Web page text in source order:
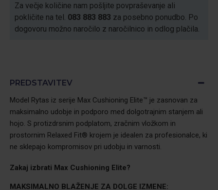
Za večje količine nam pošljite povpraševanje ali
pokličite na tel. 083 883 883 za posebno ponudbo. Po
dogovoru možno naročilo z naročilnico in odlog plačila.
PREDSTAVITEV
Model Rytas iz serije Max Cushioning Elite™ je zasnovan za
maksimalno udobje in podporo med dolgotrajnim stanjem ali
hojo. S protizdrsnim podplatom, zračnim vložkom in
prostornim Relaxed Fit® krojem je idealen za profesionalce, ki
ne sklepajo kompromisov pri udobju in varnosti.
Zakaj izbrati Max Cushioning Elite?
MAKSIMALNO BLAŽENJE ZA DOLGE IZMENE: